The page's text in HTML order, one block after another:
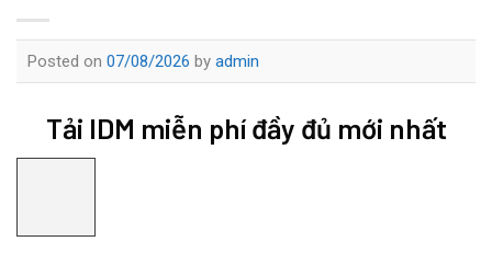
Posted on 07/08/2026 by admin
Tải IDM miễn phí đầy đủ mới nhất